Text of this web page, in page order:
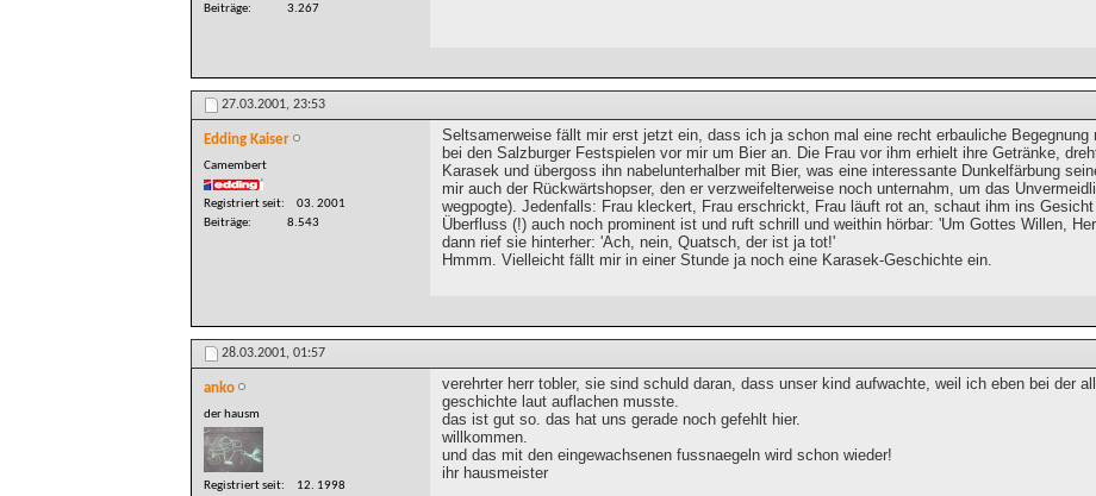
Beiträge
3.267
27.03.2001, 23:53
Edding Kaiser
Camembert
Registriert seit
03. 2001
Beiträge
8.543
Seltsamerweise fällt mir erst jetzt ein, dass ich ja schon mal eine recht erbauliche
bei den Salzburger Festspielen vor mir um Bier an. Die Frau vor ihm erhielt ihre Getränke,
Karasek und übergoss ihn nabelunterhalber mit Bier, was eine interessante Dunkelfärbung
mir auch der Rückwärtshopser, den er verzweifelterweise noch unternahm, um das
wegpogte). Jedenfalls: Frau kleckert, Frau erschrickt, Frau läuft rot an, schaut ihm ins
Überfluss (!) auch noch prominent ist und ruft schrill und weithin hörbar: 'Um Gottes Willen,
dann rief sie hinterher: 'Ach, nein, Quatsch, der ist ja tot!'
Hmmm. Vielleicht fällt mir in einer Stunde ja noch eine Karasek-Geschichte ein.
28.03.2001, 01:57
anko
der hausm
Registriert seit
12. 1998
verehrter herr tobler, sie sind schuld daran, dass unser kind aufwachte, weil ich eben bei der
geschichte laut auflachen musste.
das ist gut so. das hat uns gerade noch gefehlt hier.
willkommen.
und das mit den eingewachsenen fussnaegeln wird schon wieder!
ihr hausmeister